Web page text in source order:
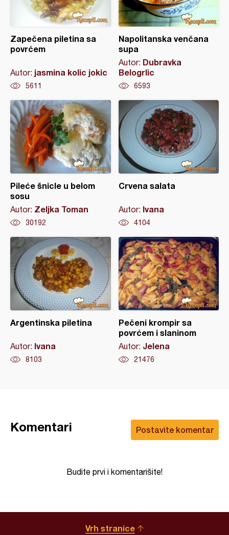
Zapečena piletina sa
povrćem
Autor: jasmina kolic jokic
5611
Napolitanska venčana
supa
Autor: Dubravka
Belogrlic
6593
Pileće šnicle u belom
sosu
Autor: Zeljka Toman
30192
Crvena salata
Autor: Ivana
4104
Argentinska piletina
Autor: Ivana
8103
Pečeni krompir sa
povrćem i slaninom
Autor: Jelena
21476
Postavite komentar
Komentari
Budite prvi i komentarišite!
Vrh stranice